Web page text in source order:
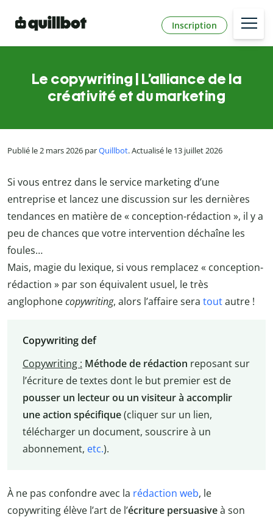
Inscription
Le copywriting | L’alliance de la
créativité et du marketing
Publié le 2 mars 2026 parQuillbot. Actualisé le 13 juillet 2026
Si vous entrez dans le service marketing d’une
entreprise et lancez une discussion sur les dernières
tendances en matière de « conception-rédaction », il y a
peu de chances que votre intervention déchaîne les
foules…
Mais, magie du lexique, si vous remplacez « conception-
rédaction » par son équivalent usuel, le très
anglophonecopywriting, alors l’affaire sera toutautre !
Copywriting def
Copywriting : Méthode de rédaction reposant sur
l’écriture de textes dont le but premier est de
pousser un lecteur ou un visiteur à accomplir
une action spécifique(cliquer sur un lien,
télécharger un document, souscrire à un
abonnement, etc.).
À ne pas confondre avec la rédaction web, le
copywriting élève l’art de l’écriture persuasiveà son